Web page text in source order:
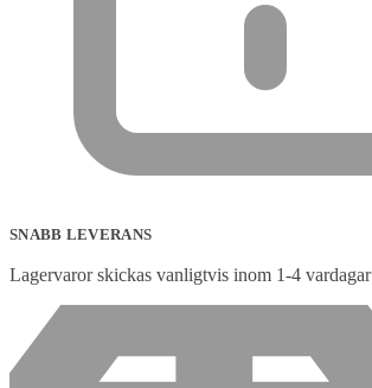
SNABB LEVERANS
Lagervaror skickas vanligtvis inom 1-4 vardagar